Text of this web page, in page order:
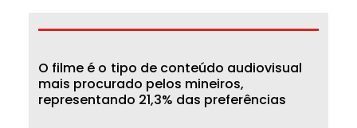
O filme é o tipo de conteúdo audiovisual
mais procurado pelos mineiros,
representando 21,3% das preferências